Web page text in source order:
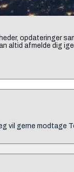
opdateringer
altid afmelde dig
vil gerne modtage